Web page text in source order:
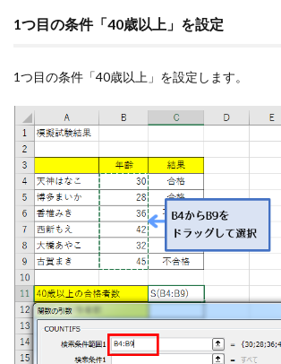
1つ目の条件「40歳以上」を設定
1つ目の条件「40歳以上」を設定します。